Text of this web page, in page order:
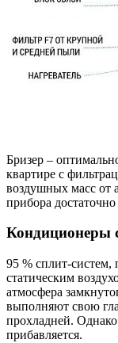
Бризер –
квартире с
воздушных масс от
прибора достаточно
Кондиционеры
95 % сплит-систем,
статическим
атмосфера
выполняют свою
прохладней.
прибавляется.